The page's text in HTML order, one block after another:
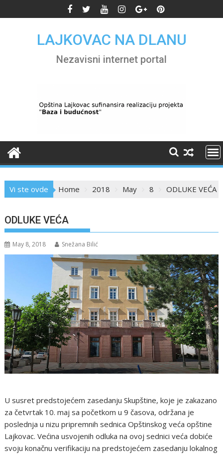
to
LAJKOVAC NA DLANU
Nezavisni internet portal
Vi ste ovde Home 2018 May 8 ODLUKE VEĆA
ODLUKE VEĆA
May 8, 2018 Snežana Bilić
U susret predstojećem zasedanju Skupštine, koje je zakazano
za četvrtak 10. maj sa početkom u 9 časova, održana je
poslednja u nizu pripremnih sednica Opštinskog veća opštine
Lajkovac. Većina usvojenih odluka na ovoj sednici veća dobiće
svoju konačnu verifikaciju na predstojećem zasedanju lokalnog